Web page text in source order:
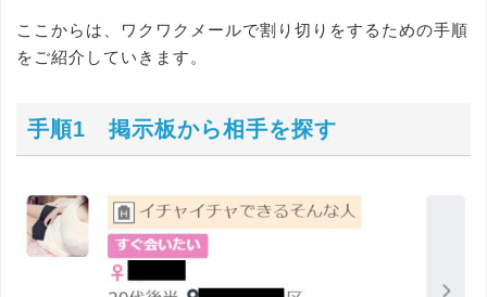
ここからは、ワクワクメールで割り切りをするための手順
をご紹介していきます。
手順1 掲示板から相手を探す